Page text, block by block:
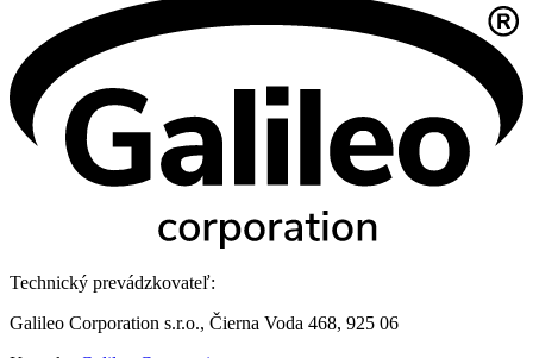
Technický prevádzkovateľ:
Galileo Corporation s.r.o., Čierna Voda 468, 925 06